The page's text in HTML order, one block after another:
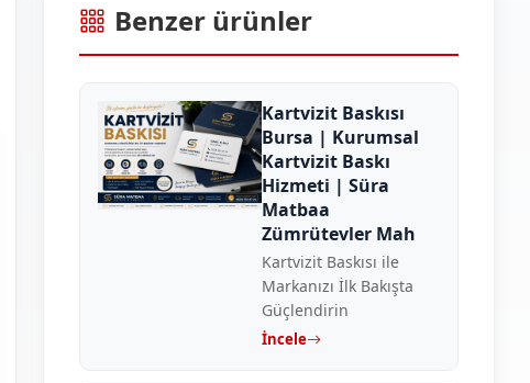
Benzer ürünler
Kartvizit Baskısı
Bursa | Kurumsal
Kartvizit Baskı
Hizmeti | Süra
Matbaa
Zümrütevler Mah
Kartvizit Baskısı ile
Markanızı İlk Bakışta
Güçlendirin
İncele